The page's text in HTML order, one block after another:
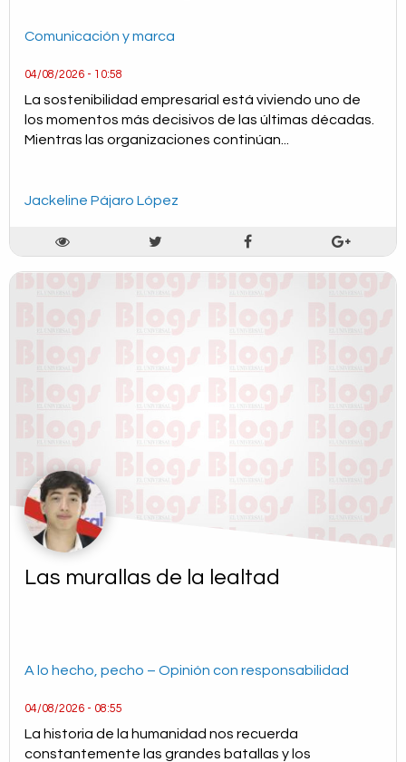
Comunicación y marca
04/08/2026 - 10:58
La sostenibilidad empresarial está viviendo uno de
los momentos más decisivos de las últimas décadas.
Mientras las organizaciones continúan...
Jackeline Pájaro López
Las murallas de la lealtad
A lo hecho, pecho – Opinión con responsabilidad
04/08/2026 - 08:55
La historia de la humanidad nos recuerda
constantemente las grandes batallas y los